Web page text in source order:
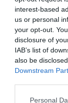
interest-based
us or personal
your opt-out.
disclosure of
IAB’s list of
also be
Downstream
Please note
Personal
többször
politikai
azt nézné,
emberek
több
és arra